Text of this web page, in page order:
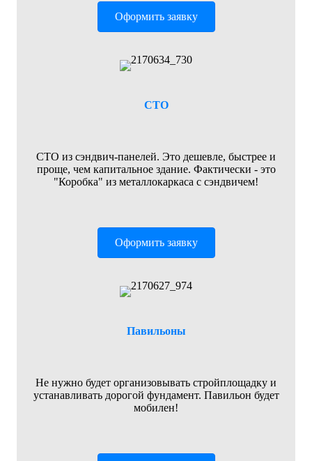
Оформить заявку
СТО
СТО из сэндвич-панелей. Это дешевле, быстрее и
проще, чем капитальное здание. Фактически - это
"Коробка" из металлокаркаса с сэндвичем!
Оформить заявку
Павильоны
Не нужно будет организовывать стройплощадку и
устанавливать дорогой фундамент. Павильон будет
мобилен!